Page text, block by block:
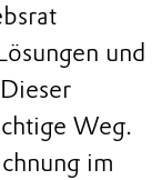
und
Weg.
im